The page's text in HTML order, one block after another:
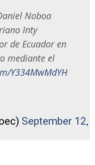
Noboa
Inty
de Ecuador en
mediante el
Y334MwMdYH
September 12,